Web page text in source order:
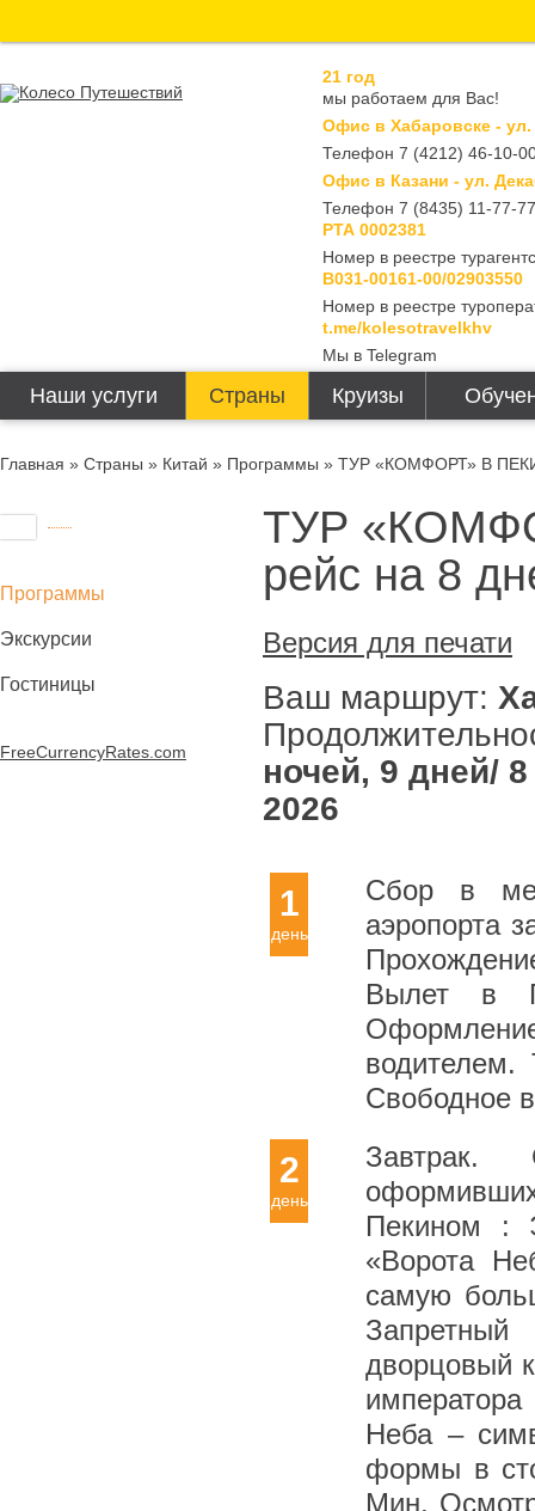
21 год
мы работаем для Вас!
Офис в Хабаровске - ул.
Телефон 7 (4212) 46-10-
Офис в Казани - ул.
Телефон 7 (8435) 11-77-77
РТА 0002381
Номер в реестре
В031-00161-00/02903550
Номер в реестре
t.me/kolesotravelkhv
Мы в Telegram
Наши услуги Страны Круизы
Главная » Страны » Китай » Программы » ТУР «КОМФОРТ» В
Программы
Экскурсии
Гостиницы
FreeCurrencyRates.com
ТУР
рейс на 8
Версия для печати
Ваш маршрут:
ночей, 9 дней/
2026
1
день
Сбор в
аэропорта
Вылет в
Свободное
2
день
Завтрак.
Пекином :
«Ворота
самую
дворцовый
Неба –
формы в
Мин.